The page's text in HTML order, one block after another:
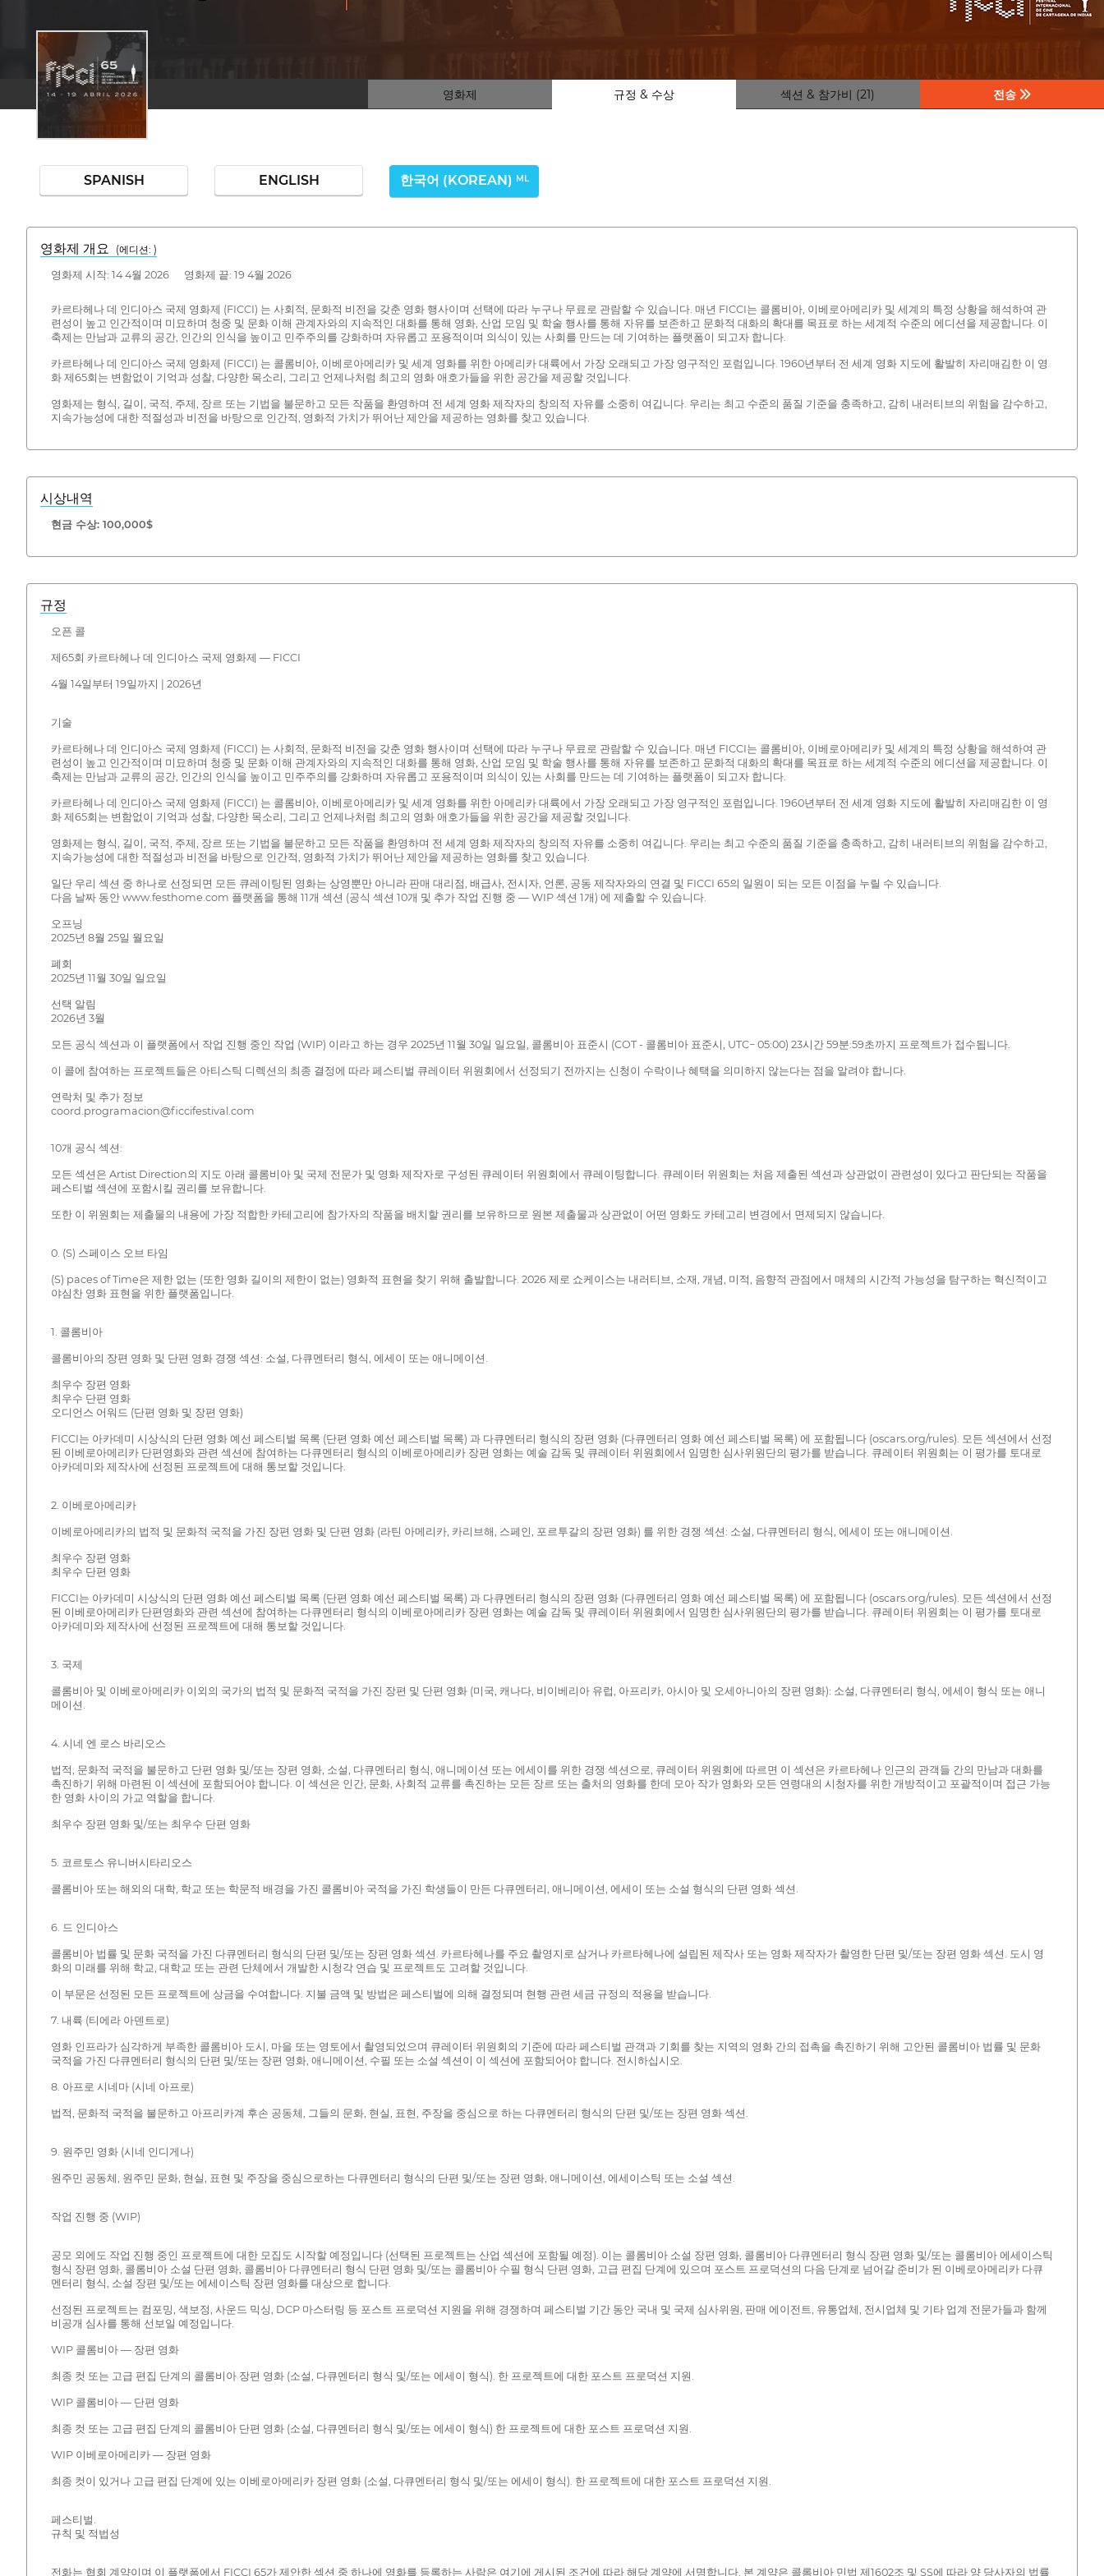
영화제 규정 & 수상 섹션 & 참가비 (21) 전송
SPANISH ENGLISH 한국어 (KOREAN) ML
영화제 개요 (에디션: )
영화제 시작: 14 4월 2026 영화제 끝: 19 4월 2026
카르타헤나 데 인디아스 국제 영화제 (FICCI) 는 사회적, 문화적 비전을 갖춘 영화 행사이며 선택에 따라 누구나 무료로 관람할 수 있습니다. 매년 FICCI는 콜롬비아, 이베로아메리카 및 세계의 특정 상황을 해석하여 관
련성이 높고 인간적이며 미묘하며 청중 및 문화 이해 관계자와의 지속적인 대화를 통해 영화, 산업 모임 및 학술 행사를 통해 자유를 보존하고 문화적 대화의 확대를 목표로 하는 세계적 수준의 에디션을 제공합니다. 이
축제는 만남과 교류의 공간, 인간의 인식을 높이고 민주주의를 강화하며 자유롭고 포용적이며 의식이 있는 사회를 만드는 데 기여하는 플랫폼이 되고자 합니다.
카르타헤나 데 인디아스 국제 영화제 (FICCI) 는 콜롬비아, 이베로아메리카 및 세계 영화를 위한 아메리카 대륙에서 가장 오래되고 가장 영구적인 포럼입니다. 1960년부터 전 세계 영화 지도에 활발히 자리매김한 이 영
화 제65회는 변함없이 기억과 성찰, 다양한 목소리, 그리고 언제나처럼 최고의 영화 애호가들을 위한 공간을 제공할 것입니다.
영화제는 형식, 길이, 국적, 주제, 장르 또는 기법을 불문하고 모든 작품을 환영하며 전 세계 영화 제작자의 창의적 자유를 소중히 여깁니다. 우리는 최고 수준의 품질 기준을 충족하고, 감히 내러티브의 위험을 감수하고,
지속가능성에 대한 적절성과 비전을 바탕으로 인간적, 영화적 가치가 뛰어난 제안을 제공하는 영화를 찾고 있습니다.
시상내역
현금 수상: 100,000$
규정
오픈 콜
제65회 카르타헤나 데 인디아스 국제 영화제 — FICCI
4월 14일부터 19일까지 | 2026년
기술
카르타헤나 데 인디아스 국제 영화제 (FICCI) 는 사회적, 문화적 비전을 갖춘 영화 행사이며 선택에 따라 누구나 무료로 관람할 수 있습니다. 매년 FICCI는 콜롬비아, 이베로아메리카 및 세계의 특정 상황을 해석하여 관
련성이 높고 인간적이며 미묘하며 청중 및 문화 이해 관계자와의 지속적인 대화를 통해 영화, 산업 모임 및 학술 행사를 통해 자유를 보존하고 문화적 대화의 확대를 목표로 하는 세계적 수준의 에디션을 제공합니다. 이
축제는 만남과 교류의 공간, 인간의 인식을 높이고 민주주의를 강화하며 자유롭고 포용적이며 의식이 있는 사회를 만드는 데 기여하는 플랫폼이 되고자 합니다.
카르타헤나 데 인디아스 국제 영화제 (FICCI) 는 콜롬비아, 이베로아메리카 및 세계 영화를 위한 아메리카 대륙에서 가장 오래되고 가장 영구적인 포럼입니다. 1960년부터 전 세계 영화 지도에 활발히 자리매김한 이 영
화 제65회는 변함없이 기억과 성찰, 다양한 목소리, 그리고 언제나처럼 최고의 영화 애호가들을 위한 공간을 제공할 것입니다.
영화제는 형식, 길이, 국적, 주제, 장르 또는 기법을 불문하고 모든 작품을 환영하며 전 세계 영화 제작자의 창의적 자유를 소중히 여깁니다. 우리는 최고 수준의 품질 기준을 충족하고, 감히 내러티브의 위험을 감수하고,
지속가능성에 대한 적절성과 비전을 바탕으로 인간적, 영화적 가치가 뛰어난 제안을 제공하는 영화를 찾고 있습니다.
일단 우리 섹션 중 하나로 선정되면 모든 큐레이팅된 영화는 상영뿐만 아니라 판매 대리점, 배급사, 전시자, 언론, 공동 제작자와의 연결 및 FICCI 65의 일원이 되는 모든 이점을 누릴 수 있습니다.
다음 날짜 동안 www.festhome.com 플랫폼을 통해 11개 섹션 (공식 섹션 10개 및 추가 작업 진행 중 — WIP 섹션 1개) 에 제출할 수 있습니다.
오프닝
2025년 8월 25일 월요일
폐회
2025년 11월 30일 일요일
선택 알림
2026년 3월
모든 공식 섹션과 이 플랫폼에서 작업 진행 중인 작업 (WIP) 이라고 하는 경우 2025년 11월 30일 일요일, 콜롬비아 표준시 (COT - 콜롬비아 표준시, UTC− 05:00) 23시간 59분:59초까지 프로젝트가 접수됩니다.
이 콜에 참여하는 프로젝트들은 아티스틱 디렉션의 최종 결정에 따라 페스티벌 큐레이터 위원회에서 선정되기 전까지는 신청이 수락이나 혜택을 의미하지 않는다는 점을 알려야 합니다.
연락처 및 추가 정보
coord.programacion@ficcifestival.com
10개 공식 섹션:
모든 섹션은 Artist Direction의 지도 아래 콜롬비아 및 국제 전문가 및 영화 제작자로 구성된 큐레이터 위원회에서 큐레이팅합니다. 큐레이터 위원회는 처음 제출된 섹션과 상관없이 관련성이 있다고 판단되는 작품을
페스티벌 섹션에 포함시킬 권리를 보유합니다.
또한 이 위원회는 제출물의 내용에 가장 적합한 카테고리에 참가자의 작품을 배치할 권리를 보유하므로 원본 제출물과 상관없이 어떤 영화도 카테고리 변경에서 면제되지 않습니다.
0. (S) 스페이스 오브 타임
(S) paces of Time은 제한 없는 (또한 영화 길이의 제한이 없는) 영화적 표현을 찾기 위해 출발합니다. 2026 제로 쇼케이스는 내러티브, 소재, 개념, 미적, 음향적 관점에서 매체의 시간적 가능성을 탐구하는 혁신적이고
야심찬 영화 표현을 위한 플랫폼입니다.
1. 콜롬비아
콜롬비아의 장편 영화 및 단편 영화 경쟁 섹션: 소설, 다큐멘터리 형식, 에세이 또는 애니메이션.
최우수 장편 영화
최우수 단편 영화
오디언스 어워드 (단편 영화 및 장편 영화)
FICCI는 아카데미 시상식의 단편 영화 예선 페스티벌 목록 (단편 영화 예선 페스티벌 목록) 과 다큐멘터리 형식의 장편 영화 (다큐멘터리 영화 예선 페스티벌 목록) 에 포함됩니다 (oscars.org/rules). 모든 섹션에서 선정
된 이베로아메리카 단편영화와 관련 섹션에 참여하는 다큐멘터리 형식의 이베로아메리카 장편 영화는 예술 감독 및 큐레이터 위원회에서 임명한 심사위원단의 평가를 받습니다. 큐레이터 위원회는 이 평가를 토대로
아카데미와 제작사에 선정된 프로젝트에 대해 통보할 것입니다.
2. 이베로아메리카
이베로아메리카의 법적 및 문화적 국적을 가진 장편 영화 및 단편 영화 (라틴 아메리카, 카리브해, 스페인, 포르투갈의 장편 영화) 를 위한 경쟁 섹션: 소설, 다큐멘터리 형식, 에세이 또는 애니메이션.
최우수 장편 영화
최우수 단편 영화
FICCI는 아카데미 시상식의 단편 영화 예선 페스티벌 목록 (단편 영화 예선 페스티벌 목록) 과 다큐멘터리 형식의 장편 영화 (다큐멘터리 영화 예선 페스티벌 목록) 에 포함됩니다 (oscars.org/rules). 모든 섹션에서 선정
된 이베로아메리카 단편영화와 관련 섹션에 참여하는 다큐멘터리 형식의 이베로아메리카 장편 영화는 예술 감독 및 큐레이터 위원회에서 임명한 심사위원단의 평가를 받습니다. 큐레이터 위원회는 이 평가를 토대로
아카데미와 제작사에 선정된 프로젝트에 대해 통보할 것입니다.
3. 국제
콜롬비아 및 이베로아메리카 이외의 국가의 법적 및 문화적 국적을 가진 장편 및 단편 영화 (미국, 캐나다, 비이베리아 유럽, 아프리카, 아시아 및 오세아니아의 장편 영화): 소설, 다큐멘터리 형식, 에세이 형식 또는 애니
메이션.
4. 시네 엔 로스 바리오스
법적, 문화적 국적을 불문하고 단편 영화 및/또는 장편 영화, 소설, 다큐멘터리 형식, 애니메이션 또는 에세이를 위한 경쟁 섹션으로, 큐레이터 위원회에 따르면 이 섹션은 카르타헤나 인근의 관객들 간의 만남과 대화를
촉진하기 위해 마련된 이 섹션에 포함되어야 합니다. 이 섹션은 인간, 문화, 사회적 교류를 촉진하는 모든 장르 또는 출처의 영화를 한데 모아 작가 영화와 모든 연령대의 시청자를 위한 개방적이고 포괄적이며 접근 가능
한 영화 사이의 가교 역할을 합니다.
최우수 장편 영화 및/또는 최우수 단편 영화
5. 코르토스 유니버시타리오스
콜롬비아 또는 해외의 대학, 학교 또는 학문적 배경을 가진 콜롬비아 국적을 가진 학생들이 만든 다큐멘터리, 애니메이션, 에세이 또는 소설 형식의 단편 영화 섹션.
6. 드 인디아스
콜롬비아 법률 및 문화 국적을 가진 다큐멘터리 형식의 단편 및/또는 장편 영화 섹션. 카르타헤나를 주요 촬영지로 삼거나 카르타헤나에 설립된 제작사 또는 영화 제작자가 촬영한 단편 및/또는 장편 영화 섹션. 도시 영
화의 미래를 위해 학교, 대학교 또는 관련 단체에서 개발한 시청각 연습 및 프로젝트도 고려할 것입니다.
이 부문은 선정된 모든 프로젝트에 상금을 수여합니다. 지불 금액 및 방법은 페스티벌에 의해 결정되며 현행 관련 세금 규정의 적용을 받습니다.
7. 내륙 (티에라 아덴트로)
영화 인프라가 심각하게 부족한 콜롬비아 도시, 마을 또는 영토에서 촬영되었으며 큐레이터 위원회의 기준에 따라 페스티벌 관객과 기회를 찾는 지역의 영화 간의 접촉을 촉진하기 위해 고안된 콜롬비아 법률 및 문화
국적을 가진 다큐멘터리 형식의 단편 및/또는 장편 영화, 애니메이션, 수필 또는 소설 섹션이 이 섹션에 포함되어야 합니다. 전시하십시오.
8. 아프로 시네마 (시네 아프로)
법적, 문화적 국적을 불문하고 아프리카계 후손 공동체, 그들의 문화, 현실, 표현, 주장을 중심으로 하는 다큐멘터리 형식의 단편 및/또는 장편 영화 섹션.
9. 원주민 영화 (시네 인디게나)
원주민 공동체, 원주민 문화, 현실, 표현 및 주장을 중심으로하는 다큐멘터리 형식의 단편 및/또는 장편 영화, 애니메이션, 에세이스틱 또는 소설 섹션.
작업 진행 중 (WIP)
공모 외에도 작업 진행 중인 프로젝트에 대한 모집도 시작할 예정입니다 (선택된 프로젝트는 산업 섹션에 포함될 예정). 이는 콜롬비아 소설 장편 영화, 콜롬비아 다큐멘터리 형식 장편 영화 및/또는 콜롬비아 에세이스틱
형식 장편 영화, 콜롬비아 소설 단편 영화, 콜롬비아 다큐멘터리 형식 단편 영화 및/또는 콜롬비아 수필 형식 단편 영화, 고급 편집 단계에 있으며 포스트 프로덕션의 다음 단계로 넘어갈 준비가 된 이베로아메리카 다큐
멘터리 형식, 소설 장편 및/또는 에세이스틱 장편 영화를 대상으로 합니다.
선정된 프로젝트는 컴포밍, 색보정, 사운드 믹싱, DCP 마스터링 등 포스트 프로덕션 지원을 위해 경쟁하며 페스티벌 기간 동안 국내 및 국제 심사위원, 판매 에이전트, 유통업체, 전시업체 및 기타 업계 전문가들과 함께
비공개 심사를 통해 선보일 예정입니다.
WIP 콜롬비아 — 장편 영화
최종 컷 또는 고급 편집 단계의 콜롬비아 장편 영화 (소설, 다큐멘터리 형식 및/또는 에세이 형식). 한 프로젝트에 대한 포스트 프로덕션 지원.
WIP 콜롬비아 — 단편 영화
최종 컷 또는 고급 편집 단계의 콜롬비아 단편 영화 (소설, 다큐멘터리 형식 및/또는 에세이 형식) 한 프로젝트에 대한 포스트 프로덕션 지원.
WIP 이베로아메리카 — 장편 영화
최종 컷이 있거나 고급 편집 단계에 있는 이베로아메리카 장편 영화 (소설, 다큐멘터리 형식 및/또는 에세이 형식). 한 프로젝트에 대한 포스트 프로덕션 지원.
페스티벌.
규칙 및 적법성
전화는 협회 계약이며 이 플랫폼에서 FICCI 65가 제안한 섹션 중 하나에 영화를 등록하는 사람은 여기에 게시된 조건에 따라 해당 계약에 서명합니다. 본 계약은 콜롬비아 민법 제1602조 및 SS에 따라 양 당사자의 법률